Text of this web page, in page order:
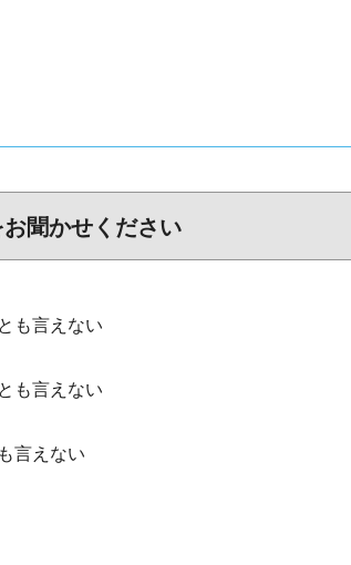
聞かせください
も言えない
も言えない
言えない